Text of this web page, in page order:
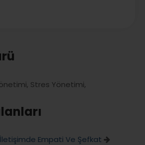
Stres Yönetimi,
İletişimde Empati Ve Şefkat